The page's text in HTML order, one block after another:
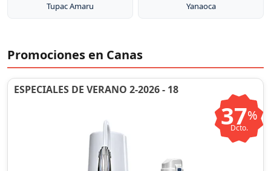
Tupac Amaru Yanaoca
Promociones en Canas
ESPECIALES DE VERANO 2-2026 - 18
37%
Dcto.